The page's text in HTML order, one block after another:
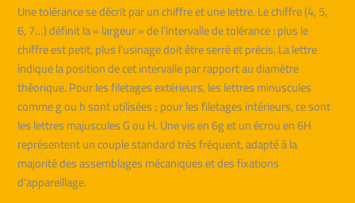
Une tolérance se décrit par un chiffre et une lettre. Le chiffre (4, 5,
6, 7…) définit la « largeur » de l’intervalle de tolérance : plus le
chiffre est petit, plus l’usinage doit être serré et précis. La lettre
indique la position de cet intervalle par rapport au diamètre
théorique. Pour les filetages extérieurs, les lettres minuscules
comme g ou h sont utilisées ; pour les filetages intérieurs, ce sont
les lettres majuscules G ou H. Une vis en 6g et un écrou en 6H
représentent un couple standard très fréquent, adapté à la
majorité des assemblages mécaniques et des fixations
d’appareillage.